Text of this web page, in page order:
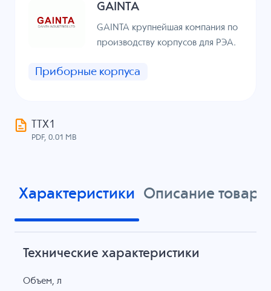
GAINTA
GAINTA крупнейшая компания по
производству корпусов для РЭА.
Приборные корпуса
ТТХ1
PDF, 0.01 MB
Характеристики Описание товара
Технические характеристики
Объем, л